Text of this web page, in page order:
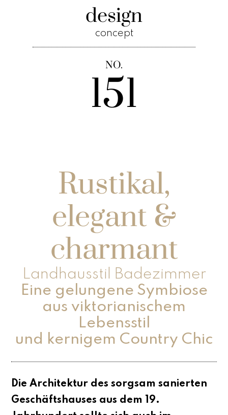
design
concept
NO.
151
Rustikal,
elegant &
charmant
Landhausstil Badezimmer
Eine gelungene Symbiose
aus viktorianischem
Lebensstil
und kernigem Country Chic
Die Architektur des sorgsam sanierten
Geschäftshauses aus dem 19.